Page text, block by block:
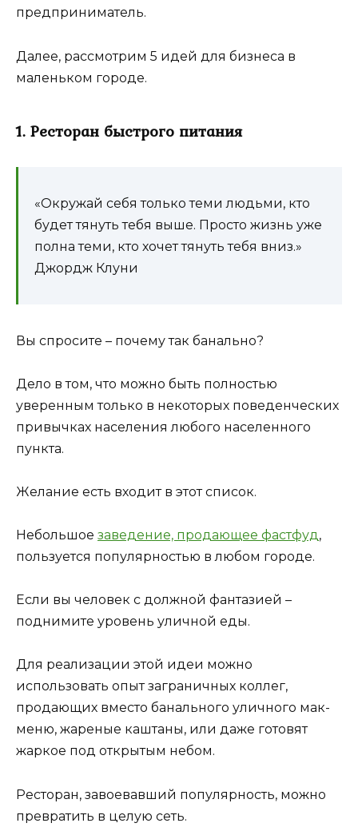
предприниматель.
Далее, рассмотрим 5 идей для бизнеса в
маленьком городе.
1. Ресторан быстрого питания
«Окружай себя только теми людьми, кто
будет тянуть тебя выше. Просто жизнь уже
полна теми, кто хочет тянуть тебя вниз.»
Джордж Клуни
Вы спросите – почему так банально?
Дело в том, что можно быть полностью
уверенным только в некоторых поведенческих
привычках населения любого населенного
пункта.
Желание есть входит в этот список.
Небольшое заведение, продающее фастфуд,
пользуется популярностью в любом городе.
Если вы человек с должной фантазией –
поднимите уровень уличной еды.
Для реализации этой идеи можно
использовать опыт заграничных коллег,
продающих вместо банального уличного мак-
меню, жареные каштаны, или даже готовят
жаркое под открытым небом.
Ресторан, завоевавший популярность, можно
превратить в целую сеть.